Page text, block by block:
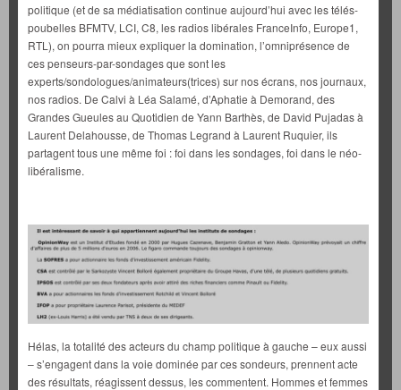
politique (et de sa médiatisation continue aujourd’hui avec les télés-
poubelles BFMTV, LCI, C8, les radios libérales FranceInfo, Europe1,
RTL), on pourra mieux expliquer la domination, l’omniprésence de
ces penseurs-par-sondages que sont les
experts/sondologues/animateurs(trices) sur nos écrans, nos journaux,
nos radios. De Calvi à Léa Salamé, d’Aphatie à Demorand, des
Grandes Gueules au Quotidien de Yann Barthès, de David Pujadas à
Laurent Delahousse, de Thomas Legrand à Laurent Ruquier, ils
partagent tous une même foi : foi dans les sondages, foi dans le néo-
libéralisme.
Hélas, la totalité des acteurs du champ politique à gauche – eux aussi
– s’engagent dans la voie dominée par ces sondeurs, prennent acte
des résultats, réagissent dessus, les commentent. Hommes et femmes